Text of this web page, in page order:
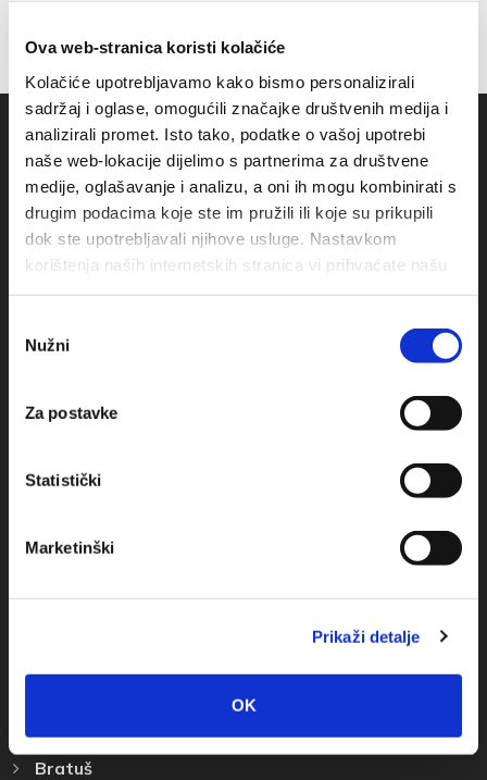
Ova web-stranica koristi kolačiće
Kolačiće upotrebljavamo kako bismo personalizirali
sadržaj i oglase, omogućili značajke društvenih medija i
analizirali promet. Isto tako, podatke o vašoj upotrebi
naše web-lokacije dijelimo s partnerima za društvene
medije, oglašavanje i analizu, a oni ih mogu kombinirati s
drugim podacima koje ste im pružili ili koje su prikupili
dok ste upotrebljavali njihove usluge. Nastavkom
korištenja naših internetskih stranica vi prihvaćate našu
pristanka
Nužni
Za postavke
Statistički
Marketinški
Prikaži detalje
OK
+385(0)21 678754
Bratuš